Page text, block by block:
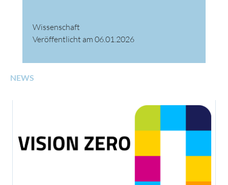
Wissenschaft
Veröffentlicht am 06.01.2026
NEWS